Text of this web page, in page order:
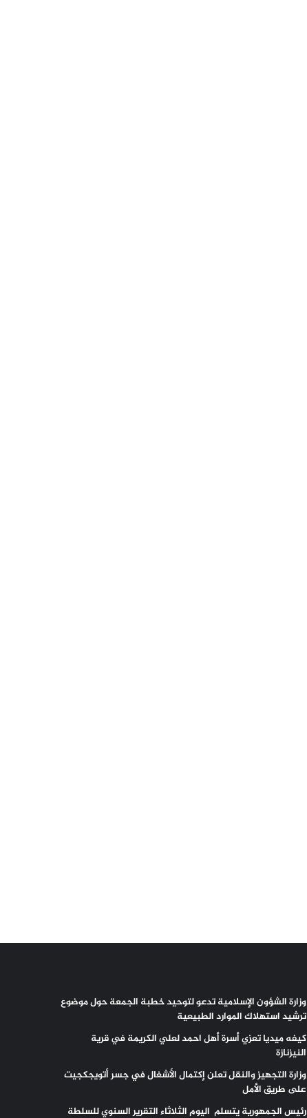
وزارة الشؤون الإسلامية تدعو لتوحيد خطبة الجمعة حول موضوع
ترشيد استهلاك الموارد الطبيعية
كيفه ميديا تعزي أسرة أهل احمد لعلي الكريمة في قرية
النيزنازة
وزارة التجهيز والنقل تعلن إكتمال الأشغال في جسر أتويجكجيت
على طريق الأمل
رئيس الجمهورية يتسلم اليوم الثلاثاء التقرير السنوي للسلطة